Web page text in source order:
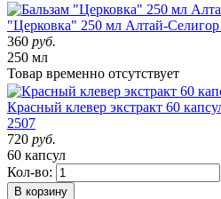
"Церковка" 250 мл Алтай-Селигор
360 руб.
250 мл
Товар временно отсутствует
Красный клевер экстракт 60
2507
720 руб.
60 капсул
Кол-во:
В корзину